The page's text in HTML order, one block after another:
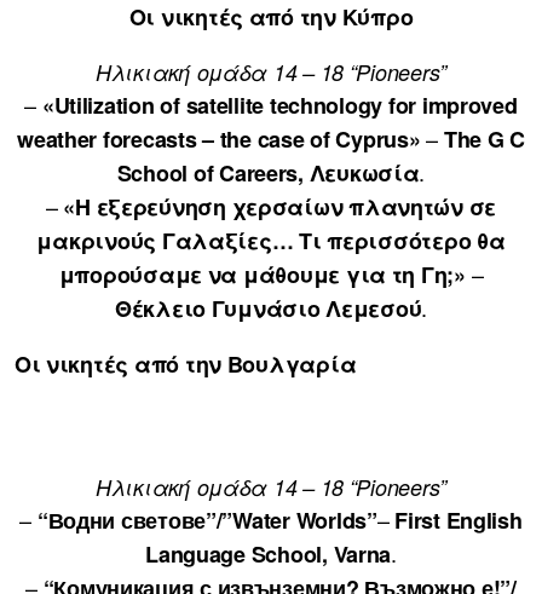
Οι νικητές από την Κύπρο
Ηλικιακή ομάδα 14 – 18 “Pioneers”
– «Utilization of satellite technology for improved
weather forecasts – the case of Cyprus»–The G C
School of Careers, Λευκωσία.
–«H εξερεύνηση χερσαίων πλανητών σε
μακρινούς Γαλαξίες… Τι περισσότερο θα
μπορούσαμε να μάθουμε για τη Γη;» –
Θέκλειο Γυμνάσιο Λεμεσού.
Οι νικητές από την Βουλγαρία
Ηλικιακή ομάδα 14 – 18 “Pioneers”
– “Водни светове”/”Water Worlds”–First English
Language School, Varna.
–